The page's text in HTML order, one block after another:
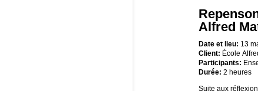
Alfred
Date et lieu: 13
Client: École
Participants:
Durée: 2 heures
Suite aux